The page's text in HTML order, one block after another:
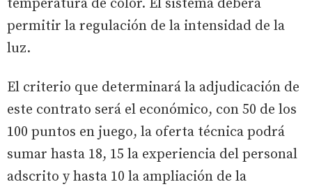
temperatura de color. El sistema deberá
permitir la regulación de la intensidad de la
luz.
El criterio que determinará la adjudicación de
este contrato será el económico, con 50 de los
100 puntos en juego, la oferta técnica podrá
sumar hasta 18, 15 la experiencia del personal
adscrito y hasta 10 la ampliación de la